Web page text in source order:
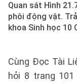
Quan sát Hình
phôi động vật.
khoa Sinh học 10
Cùng Đọc Tài
hỏi 8 trang